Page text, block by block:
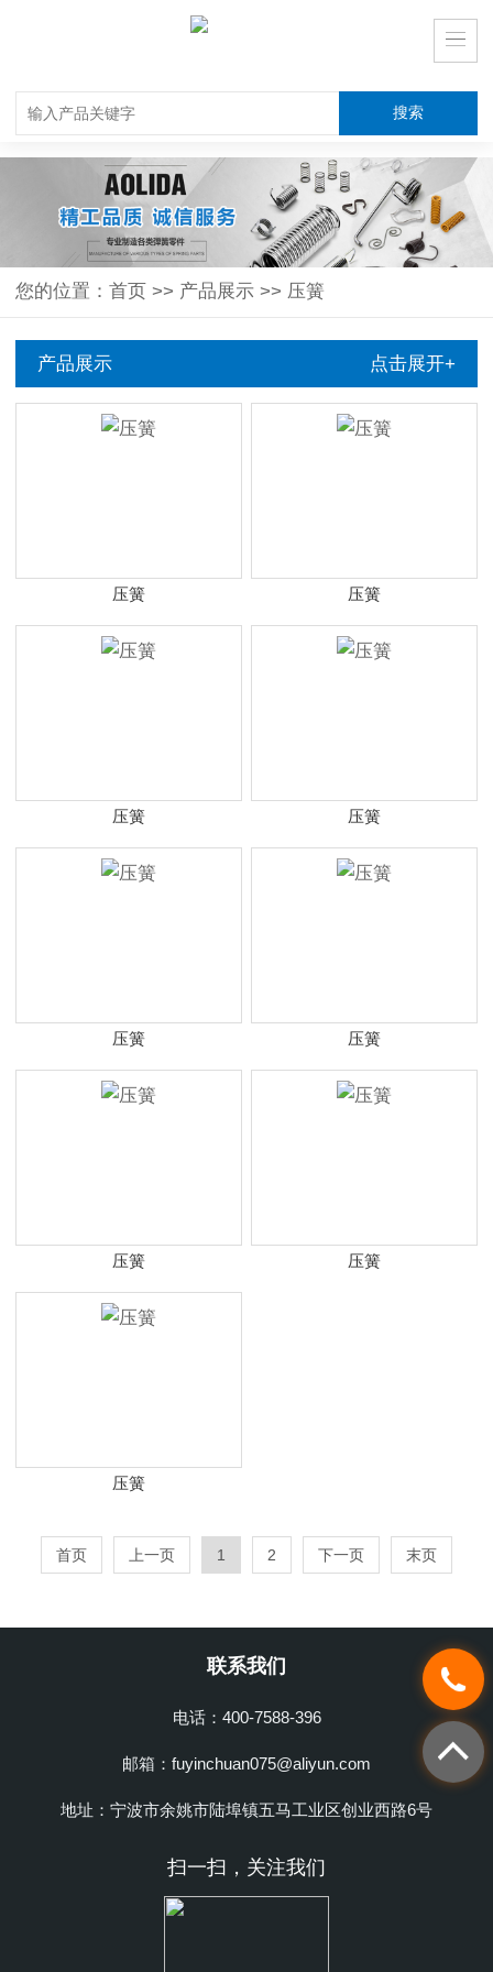
您的位置： 首页 >> 产品展示 >> 压簧
产品展示 点击展开+
压簧 压簧
压簧 压簧
压簧 压簧
压簧 压簧
压簧
首页 上一页 1 2 下一页 末页
联系我们
电话：400-7588-396
邮箱：fuyinchuan075@aliyun.com
地址：宁波市余姚市陆埠镇五马工业区创业西路6号
扫一扫，关注我们